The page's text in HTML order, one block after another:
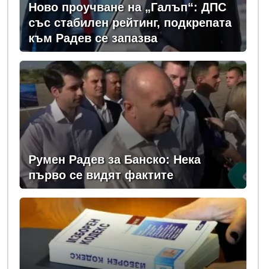
Ново проучване на „Галъп“: ДПС
със стабилен рейтинг, подкрепата
към Радев се запазва
Румен Радев за Банско: Нека
първо се видят фактите